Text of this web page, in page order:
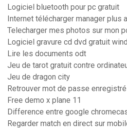
Logiciel bluetooth pour pc gratuit
Internet télécharger manager plus
Telecharger mes photos sur mon
Logiciel gravure cd dvd gratuit
Lire les documents odt
Jeu de tarot gratuit contre
Jeu de dragon city
Retrouver mot de passe
Free demo x plane 11
Difference entre google
Regarder match en direct sur